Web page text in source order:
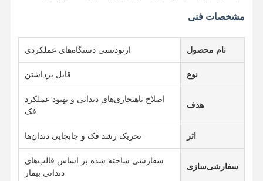
کنترل کیفیت تماس با ما اخبار همه موارد
حالا حرف بزن
دندان مصنوعی سرامیکی
روکش ایمکس
مشخصات فنی
نام محصول ارتودنسی دستگاه‌های عملکردی
نوع قابل برداشتن
هدف
اصلاح ناهنجاری‌های دندانی و بهبود عملکرد
فک
اثر تحریک رشد فک و جابجایی دندان‌ها
سفارشی‌سازی
سفارشی ساخته شده بر اساس قالب‌های
دندانی بیمار